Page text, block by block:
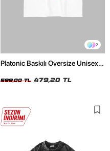
2
Platonic Baskılı Oversize Unisex
599,00 TL 479,20 TL